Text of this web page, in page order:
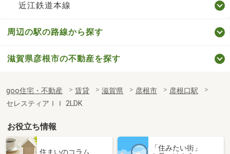
近江鉄道本線
周辺の駅の路線から探す
滋賀県彦根市の不動産を探す
goo住宅・不動産 賃貸 滋賀県 彦根市
彦根口駅
セレスティアＩＩ 2LDK
お役立ち情報
住まいのコラム
「住みたい街」